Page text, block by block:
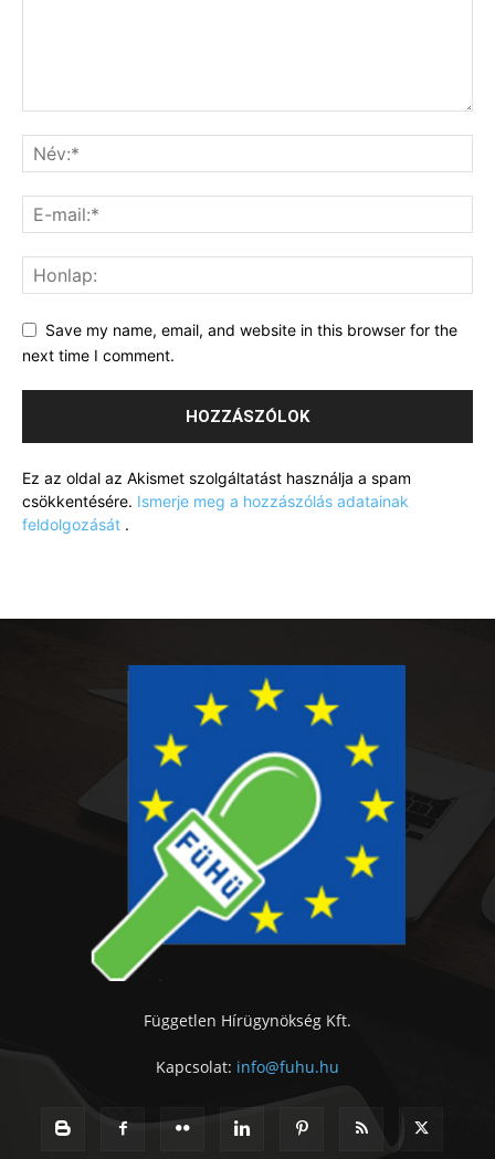
Save my name, email, and website in this browser for the
next time I comment.
Ez az oldal az Akismet szolgáltatást használja a spam
csökkentésére. Ismerje meg a hozzászólás adatainak
feldolgozását .
Független Hírügynökség Kft.
Kapcsolat: info@fuhu.hu